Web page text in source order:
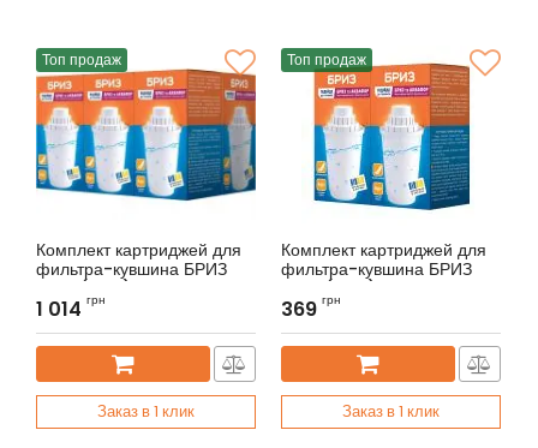
Топ продаж
Комплект картриджей для
фильтра-кувшина БРИЗ
В100 (6шт.)
Артикул:
1 014 грн
Заказ в 1 клик
Топ продаж
Комплект картриджей для
фильтра-кувшина БРИЗ
В100 (2шт.)
Артикул:
369 грн
Заказ в 1 клик